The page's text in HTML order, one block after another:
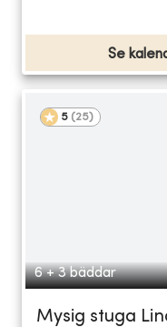
Se
5 (25)
6 + 3 bäddar
Mysig stuga